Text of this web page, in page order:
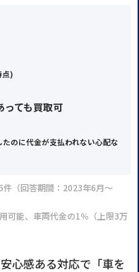
点)
ても買取可
たのに代金が支払われない心配な
（回答期間：2023年6月～
可能、車両代金の1％（上限3万
心感ある対応で「車を